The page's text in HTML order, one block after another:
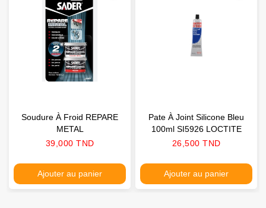
Soudure À Froid REPARE
METAL
Prix
39,000 TND
Ajouter au panier
Pate À Joint Silicone Bleu
100ml SI5926 LOCTITE
Prix
26,500 TND
Ajouter au panier